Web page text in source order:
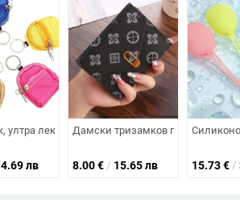
кожена чанта с цип, многофункционална
полиестер, за жени (естествена
тънък дълъг портфейл за банкноти, пътуване
ултра лек, уличен стил, марка CS,
лв
Дамски тризамков портфейл за
8.00€ / 15.65 лв 15.73€ /